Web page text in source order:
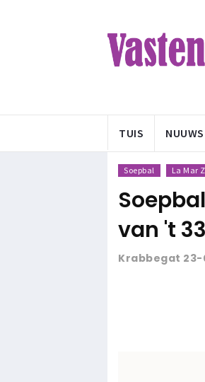
TUIS NUUWS
Soepbal La Mar
van 't
Krabbegat 23-